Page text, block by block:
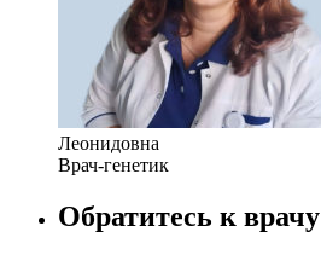
Леонидовна
Врач-генетик
Обратитесь к врачу